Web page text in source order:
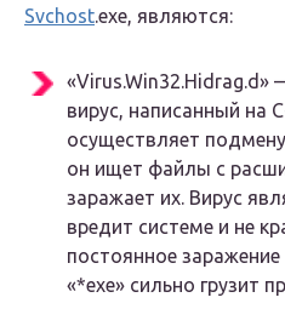
Svchost.exe, являются:
«Virus.Win32.Hidrag.d»
вирус, написанный на
осуществляет
он ищет файлы с
заражает их. Вирус
вредит системе и не
постоянное
«*exe» сильно грузит